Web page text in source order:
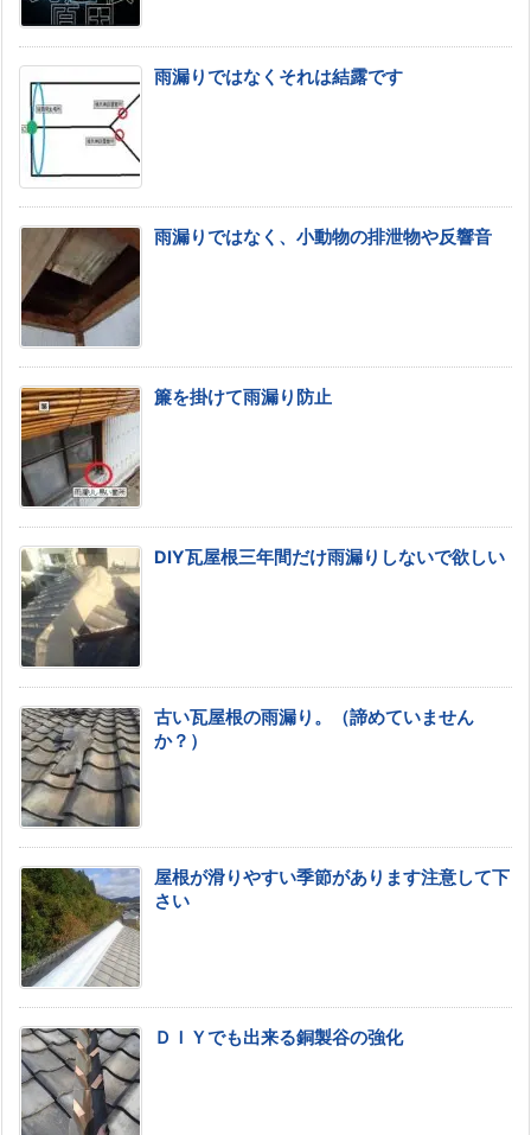
雨漏りではなくそれは結露です
雨漏りではなく、小動物の排泄物や反響音
簾を掛けて雨漏り防止
DIY瓦屋根三年間だけ雨漏りしないで欲しい
古い瓦屋根の雨漏り。（諦めていません
か？）
屋根が滑りやすい季節があります注意して下
さい
ＤＩＹでも出来る銅製谷の強化